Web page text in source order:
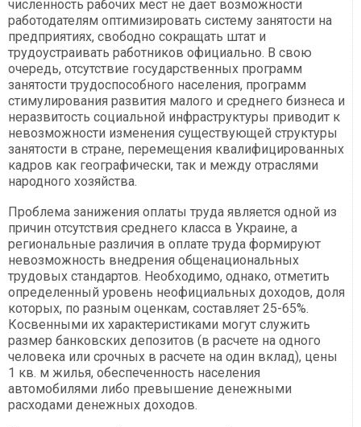
численность рабочих мест не дает возможности
работодателям оптимизировать систему занятости на
предприятиях, свободно сокращать штат и
трудоустраивать работников официально. В свою
очередь, отсутствие государственных программ
занятости трудоспособного населения, программ
стимулирования развития малого и среднего бизнеса и
неразвитость социальной инфраструктуры приводит к
невозможности изменения существующей структуры
занятости в стране, перемещения квалифицированных
кадров как географически, так и между отраслями
народного хозяйства.
Проблема занижения оплаты труда является одной из
причин отсутствия среднего класса в Украине, а
региональные различия в оплате труда формируют
невозможность внедрения общенациональных
трудовых стандартов. Необходимо, однако, отметить
определенный уровень неофициальных доходов, доля
которых, по разным оценкам, составляет 25-65%.
Косвенными их характеристиками могут служить
размер банковских депозитов (в расчете на одного
человека или срочных в расчете на один вклад), цены
1 кв. м жилья, обеспеченность населения
автомобилями либо превышение денежными
расходами денежных доходов.